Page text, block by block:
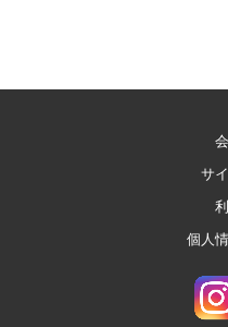
サ
個人